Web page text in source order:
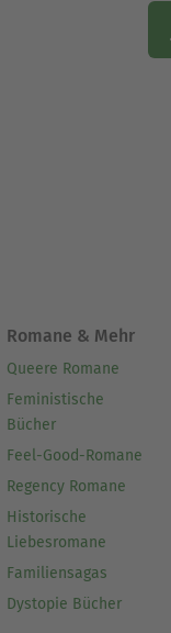
Romane & Mehr
Queere Romane
Feministische
Bücher
Feel-Good-Romane
Regency Romane
Historische
Liebesromane
Familiensagas
Dystopie Bücher